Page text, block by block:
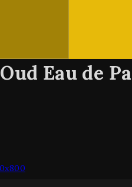
Eau de